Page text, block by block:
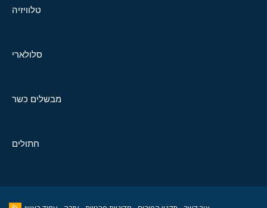
טלוויזיה
סלולארי
מבשלים כשר
חתולים